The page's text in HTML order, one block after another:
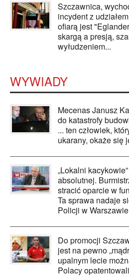
Szczawnica,
incydent z
ofiarą jest
skargą a presją,
wyłudzeniem...
WYWIADY
Mecenas Janusz
do katastrofy
... ten człowiek,
ukarany, okaże się
„Lokalni
absolutnej.
stracić oparcie w
Ta sprawa nadaje
Policji w Warszawie
Do promocji
jest na pewno
upalnym lecie
Polacy